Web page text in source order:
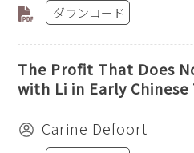
ダウンロード
The Profit That Does
with Li in Early Chinese
Carine Defoort